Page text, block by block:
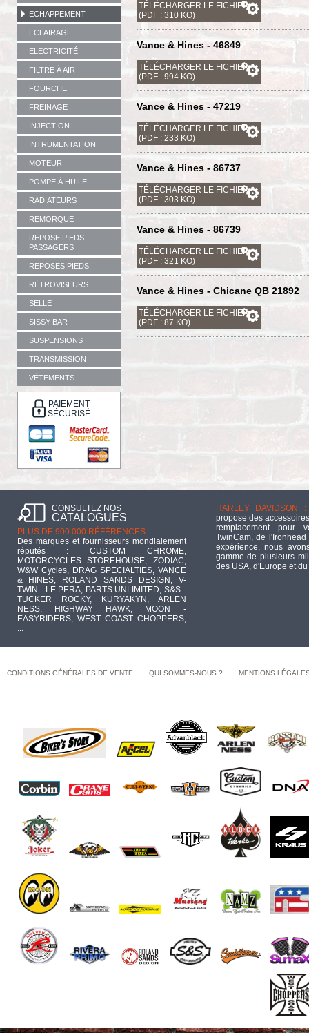
ECHAPPEMENT
ECLAIRAGE
ELECTRICITÉ
FILTRE À AIR
FOURCHE
FREINAGE
INJECTION
INTRUMENTATION
MOTEUR
POMPE À HUILE
RADIATEURS
REMORQUE
REPOSE PIEDS
PASSAGERS
REPOSES PIEDS
RÉTROVISEURS
SELLE
SISSY BAR
SUSPENSIONS
TRANSMISSION
VÉTEMENTS
PAIEMENT
SÉCURISÉ
TÉLÉCHARGER LE FICHIER
(PDF : 310 KO)
Vance & Hines - 46849
TÉLÉCHARGER LE FICHIER
(PDF : 994 KO)
Vance & Hines - 47219
TÉLÉCHARGER LE FICHIER
(PDF : 233 KO)
Vance & Hines - 86737
TÉLÉCHARGER LE FICHIER
(PDF : 303 KO)
Vance & Hines - 86739
TÉLÉCHARGER LE FICHIER
(PDF : 321 KO)
Vance & Hines - Chicane QB 21892
TÉLÉCHARGER LE FICHIER
(PDF : 87 KO)
CONSULTEZ NOS
CATALOGUES
PLUS DE 900 000 RÉFÉRENCES :
Des marques et fournisseurs mondialement
réputés : CUSTOM CHROME,
MOTORCYCLES STOREHOUSE, ZODIAC,
W&W Cycles, DRAG SPECIALTIES, VANCE
& HINES, ROLAND SANDS DESIGN, V-
TWIN - LE PERA, PARTS UNLIMITED, S&S -
TUCKER ROCKY, KURYAKYN, ARLEN
NESS, HIGHWAY HAWK, MOON -
EASYRIDERS, WEST COAST CHOPPERS,
...
HARLEY DAVIDSON :
propose des
remplacement pour
TwinCam, de
expérience, nous
gamme de plusieurs
des USA, d'Europe et
CONDITIONS GÉNÉRALES DE VENTE QUI SOMMES-NOUS ? MENTIONS